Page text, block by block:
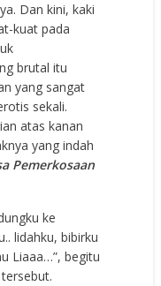
Dan kini, kaki
kuat pada
brutal itu
yang sangat
sekali.
atas kanan
yang indah
Pemerkosaan
ke
lidahku, bibirku
Liaaa…”, begitu